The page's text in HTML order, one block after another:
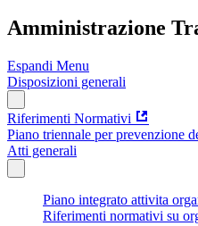
Amministrazione
Espandi Menu
Disposizioni generali
Riferimenti Normativi
Piano triennale per prevenzione
Atti generali
Piano integrato attivita
Riferimenti normativi su